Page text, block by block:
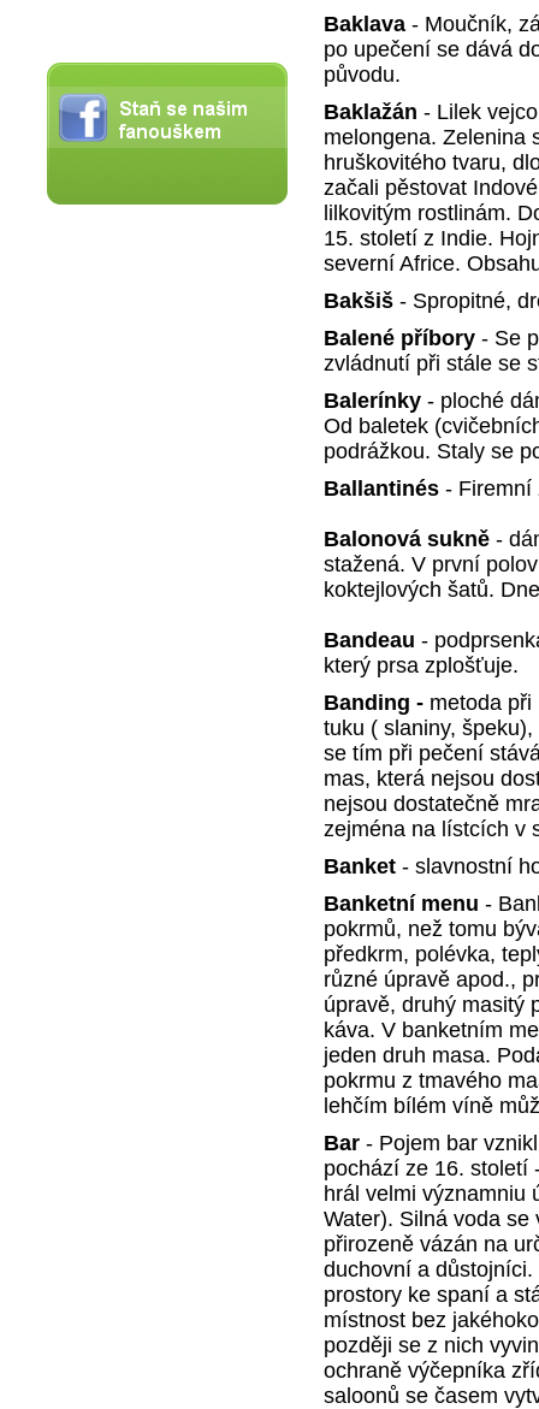
Baklava - Moučník,
po upečení se dává
původu.
Baklažán - Lilek
melongena. Zelenina
hruškovitého tvaru,
začali pěstovat
lilkovitým rostlinám.
15. století z Indie.
severní Africe.
Bakšiš - Spropitné,
Balené příbory - Se
zvládnutí při stále se
Balerínky - ploché
Od baletek
podrážkou. Staly se
Ballantinés - Firemní
Balonová sukně -
stažená. V první
koktejlových šatů.
Bandeau -
který prsa zplošťuje.
Banding - metoda
tuku ( slaniny,
se tím při pečení
mas, která nejsou
nejsou dostatečně
zejména na lístcích v
Banket - slavnostní
Banketní menu -
pokrmů, než tomu
předkrm, polévka,
různé úpravě apod.,
úpravě, druhý masitý
káva. V banketním
jeden druh masa.
pokrmu z tmavého
lehčím bílém víně
Bar - Pojem bar
pochází ze 16. století
hrál velmi významniu
Water). Silná voda
přirozeně vázán na
duchovní a
prostory ke spaní a
místnost bez
později se z nich
ochraně výčepníka
saloonů se časem